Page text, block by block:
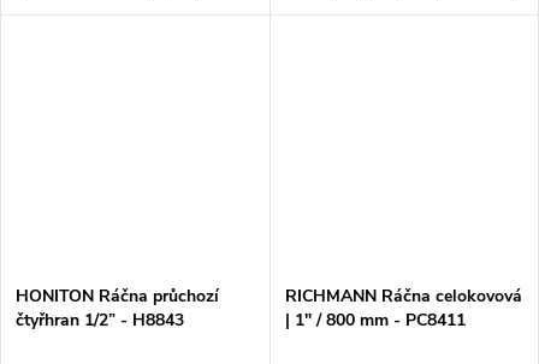
páčkou pro snadné a pohodlné
snadné a rychlé utahování
HONITON Ráčna průchozí
čtyřhran 1/2” - H8843
RICHMANN Ráčna celokovová
| 1" / 800 mm - PC8411